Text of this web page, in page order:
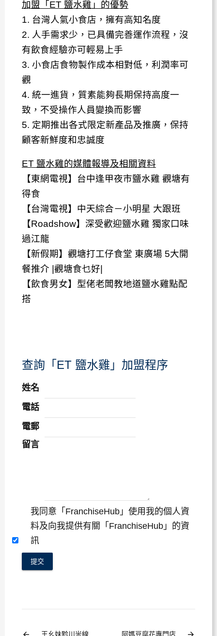
加盟「ET 鹽水雞」的優勢
1. 台灣人氣小食店，擁有高知名度
2. 人手需求少，已具備完善運作流程，沒
有飲食經驗亦可輕易上手
3. 小食店食物製作成本相對低，利潤率可
觀
4. 統一進貨，質素能夠長期保持高度一
致，不​​受操作人員變換而影響
5. 定期推出各式限定新產品及推廣，保持
顧客新鮮度和忠誠度
ET 鹽水雞的媒體報導及相關資料
【東網電視】 台中逢甲夜市鹽水雞 觀塘有
得食
【台灣電視】 中天綜合－小明星 大跟班
【Roadshow】 深受歡迎鹽水雞 獨家口味
過江龍
【新假期】 觀塘打工仔食堂 東廣場 5大開
餐推介 |觀塘食乜好|
【飲食男女】 型佬老闆教地道鹽水雞點配
搭
查詢「ET 鹽水雞」加盟程序
姓名
電話
電郵
留言
我同意「FranchiseHub」使用我的個人資
料及向我提供有關「FranchiseHub」的資
訊
提交
王幺妹黔川米線 阿媽豆腐花專門店